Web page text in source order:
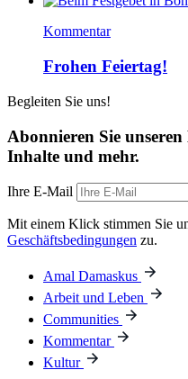
Kommentar
Frohen Feiertag!
Begleiten Sie uns!
Abonnieren Sie
Inhalte und mehr.
Ihre E-Mail
Mit einem Klick stimmen Sie
Geschäftsbedingungen zu.
Amal Damaskus
Arbeit und Leben
Communities
Kommentar
Kultur